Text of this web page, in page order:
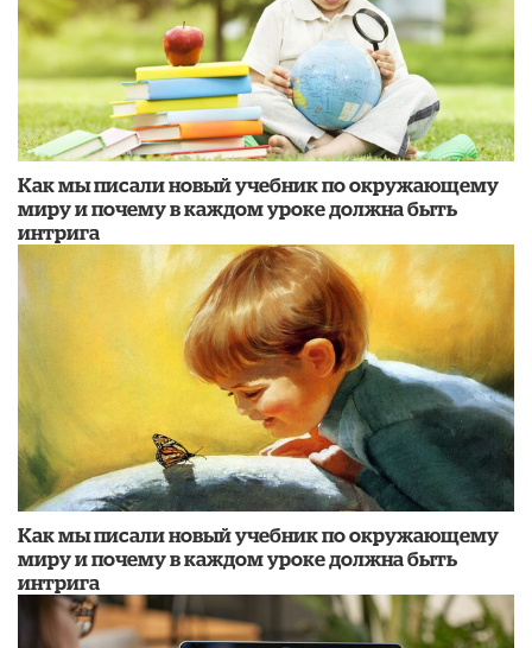
Как мы писали новый учебник по окружающему
миру и почему в каждом уроке должна быть
интрига
Как мы писали новый учебник по окружающему
миру и почему в каждом уроке должна быть
интрига